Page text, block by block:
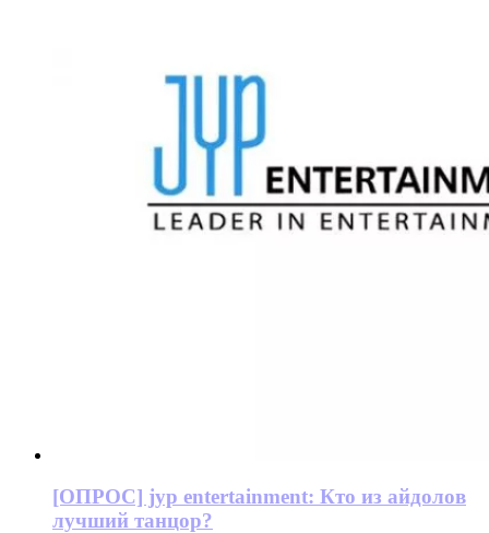
[ОПРОС] jyp entertainment: Кто из айдолов
лучший танцор?